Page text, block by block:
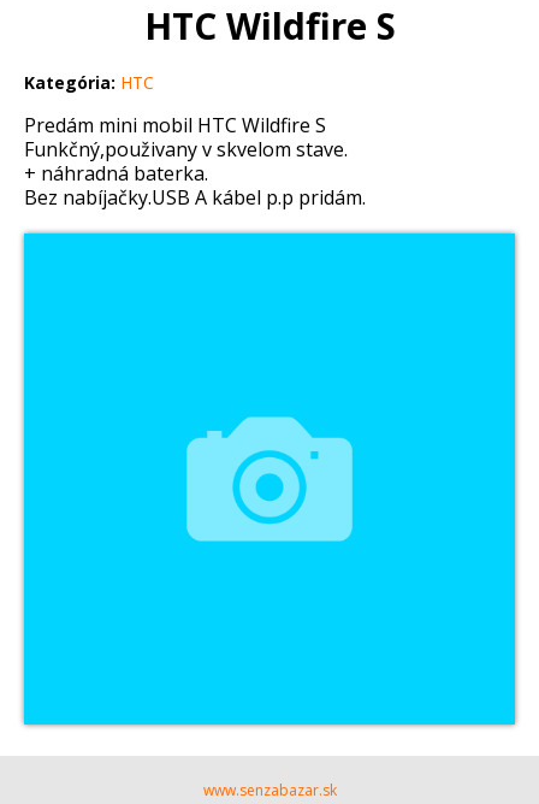
HTC Wildfire S
Kategória: HTC
Predám mini mobil HTC Wildfire S
Funkčný,použivany v skvelom stave.
+ náhradná baterka.
Bez nabíjačky.USB A kábel p.p pridám.
www.senzabazar.sk